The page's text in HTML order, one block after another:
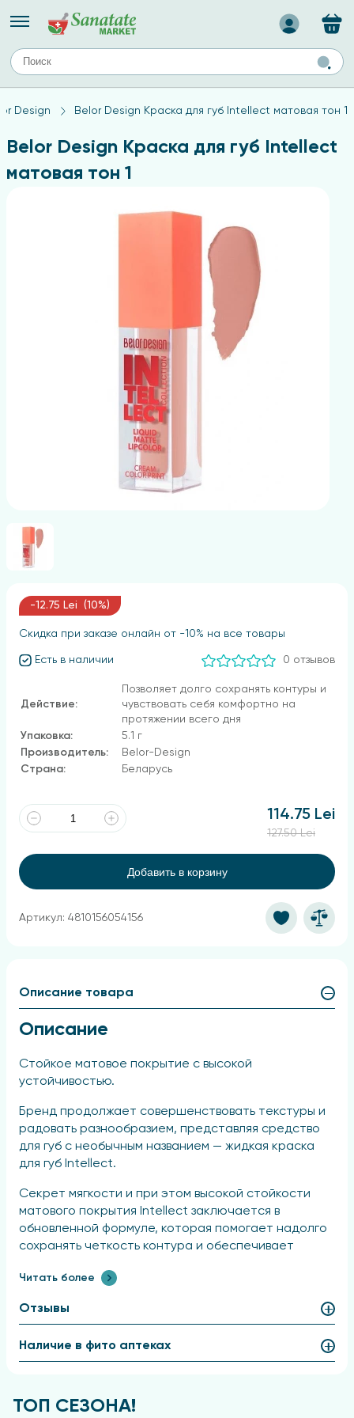
лица
Назад
ТИПЫ КОЖИ
Средства для комбинированной кожи
Средства для проблемной кожи
Средства для жирной кожи
Design Belor Design Краска для губ Intellect матовая тон 1
Belor Design Краска для губ Intellect
матовая тон 1
-12.75 Lei (10%)
Скидка при заказе онлайн от -10% на все товары
Есть в наличии 0 отзывов
Действие:
Позволяет долго сохранять контуры и
чувствовать себя комфортно на
протяжении всего дня
Упаковка:
5.1 г
Производитель:
Belor-Design
Страна:
Беларусь
114.75 Lei
127.50 Lei
Добавить в корзину
Артикул: 4810156054156
Описание товара
Описание
Стойкое матовое покрытие с высокой
устойчивостью.
Бренд продолжает совершенствовать текстуры и
радовать разнообразием, представляя средство
для губ с необычным названием — жидкая краска
для губ Intellect.
Секрет мягкости и при этом высокой стойкости
матового покрытия Intellect заключается в
обновленной формуле, которая помогает надолго
сохранять четкость контура и обеспечивает
благодаря пластичной флюидной текстуре,
которая быстро фиксируется, образуя ровный
матовый финиш.
ощущения тяжести.
Читать более
Отзывы
Наличие в фито аптеках
ТОП СЕЗОНА!